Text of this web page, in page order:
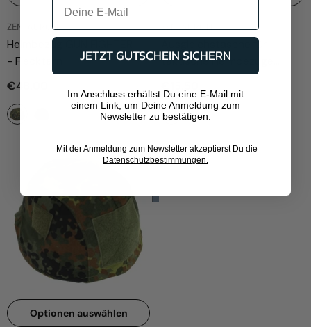
ANBIETER:
ZENTAURON
Helmbezug GUN FIGHTER
- Flecktarn
€48,00
ZENTAURON
Ausgleichstasche für
taktische Helmbezüge
Universal Kletttasche 10cm
x10xm- Oliv
Optionen auswählen
JETZT GUTSCHEIN SICHERN
Im Anschluss erhältst Du eine E-Mail mit
einem Link, um Deine Anmeldung zum
Newsletter zu bestätigen.
Mit der Anmeldung zum Newsletter akzeptierst Du die
Datenschutzbestimmungen.